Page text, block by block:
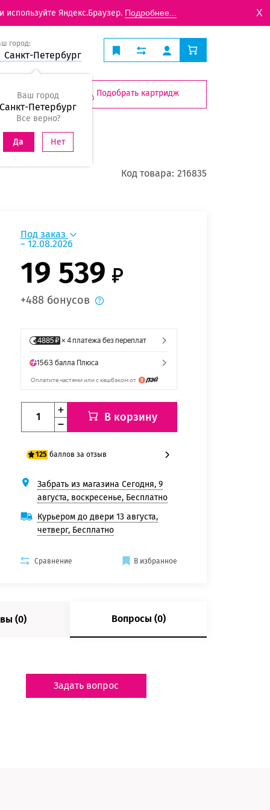
Яндекс.Браузер. Подробнее... X
город:
Санкт-Петербург
Ваш город
Санкт-Петербург
Все верно?
Да Нет
Подобрать картридж
Код товара: 216835
Под заказ
~ 12.08.2026
19 539
+488 бонусов
В корзину
125 баллов за отзыв
100 баллов
125 баллов
Забрать из магазина Сегодня, 9
августа, воскресенье, Бесплатно
Курьером до двери 13 августа,
четверг, Бесплатно
Сравнение В избранное
(0) Вопросы (0)
Задать вопрос